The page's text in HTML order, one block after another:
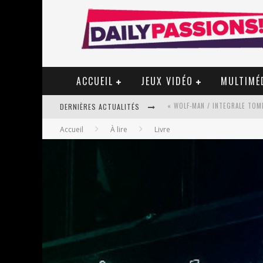
ACCUEIL JEUX VIDÉO
DERNIÈRES ACTUALITÉS
« MON VILLAGE RÉVOLTÉ » -
PSYRIVER 2026 : LA MAGIE
« MOFUSAND / PARLER
Accueil À lire Livre